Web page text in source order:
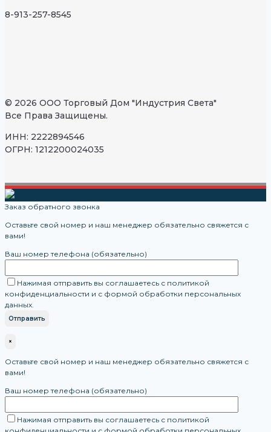
8-913-257-8545
© 2026 ООО Торговый Дом "Индустрия Света"
Все Права Защищены.
ИНН: 2222894546
ОГРН: 1212200024035
Заказ обратного звонка
Оставьте свой номер и наш менеджер обязательно свяжется с
вами!
Ваш номер телефона (обязательно)
Нажимая отправить вы соглашаетесь с политикой
конфиденциальности и с формой обработки персональных
данных.
×
Оставьте свой номер и наш менеджер обязательно свяжется с
вами!
Ваш номер телефона (обязательно)
Нажимая отправить вы соглашаетесь с политикой